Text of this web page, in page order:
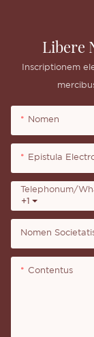
Libere
Inscriptionem
Nomen
Epistula
+1
Telephonum/
Nomen
Contentus